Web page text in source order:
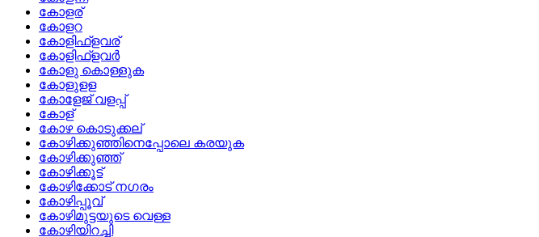
കോളര്
കോളറ
കോളിഫ്ളവര്
കോളിഫ്ളവര്‍
കോളു കൊള്ളുക
കോളുളള
കോളേജ് വളപ്പ്
കോള്
കോഴ കൊടുക്കല്
കോഴിക്കുഞ്ഞിനെപ്പോലെ കരയുക
കോഴിക്കുഞ്ഞ്
കോഴിക്കൂട്
കോഴിക്കോട് നഗരം
കോഴിപ്പൂവ്
കോഴിമുട്ടയുടെ വെള്ള
കോഴിയിറച്ചി